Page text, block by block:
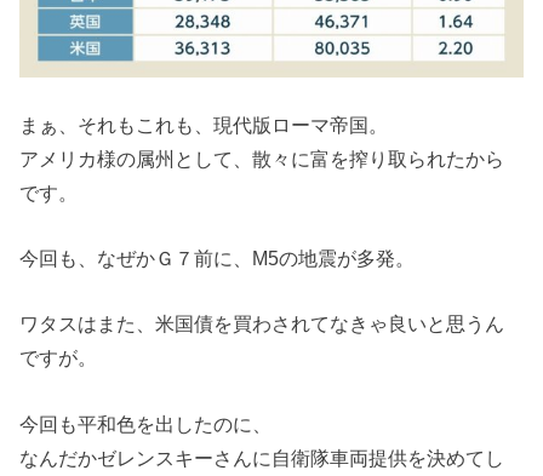
まぁ、それもこれも、現代版ローマ帝国。
アメリカ様の属州として、散々に富を搾り取られたから
です。
今回も、なぜかＧ７前に、M5の地震が多発。
ワタスはまた、米国債を買わされてなきゃ良いと思うん
ですが。
今回も平和色を出したのに、
なんだかゼレンスキーさんに自衛隊車両提供を決めてし